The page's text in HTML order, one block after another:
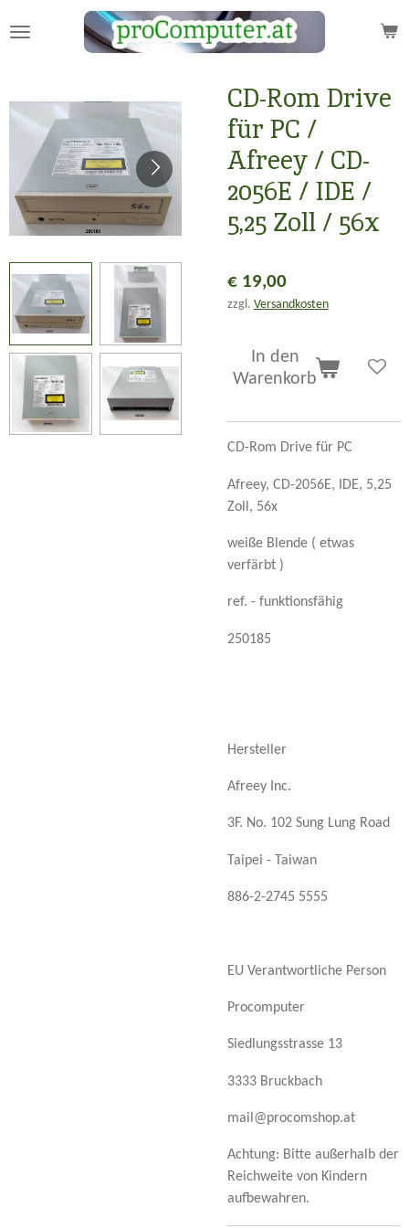
Hauptinhalt
CD-Rom Drive
für PC /
Afreey / CD-
2056E / IDE /
5,25 Zoll / 56x
€ 19,00
zzgl. Versandkosten
In den
Warenkorb
CD-Rom Drive für PC
Afreey, CD-2056E, IDE, 5,25
Zoll, 56x
weiße Blende ( etwas
verfärbt )
ref. - funktionsfähig
250185
Hersteller
Afreey Inc.
3F. No. 102 Sung Lung Road
Taipei - Taiwan
886-2-2745 5555
EU Verantwortliche Person
Procomputer
Siedlungsstrasse 13
3333 Bruckbach
mail@procomshop.at
Achtung: Bitte außerhalb der
Reichweite von Kindern
aufbewahren.